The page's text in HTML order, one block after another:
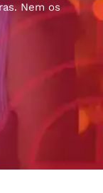
Nem os